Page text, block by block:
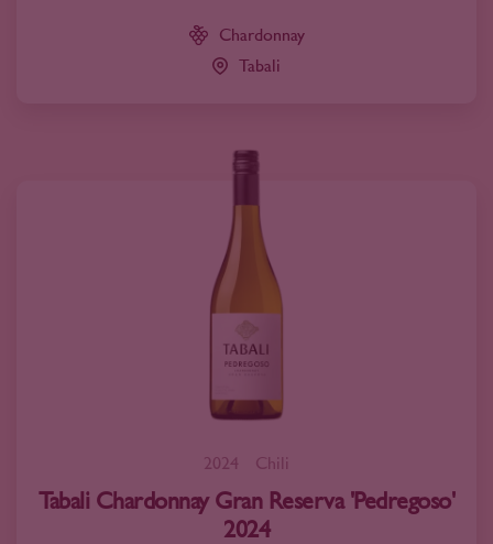
Chardonnay
Tabali
2024 Chili
Tabali Chardonnay Gran Reserva 'Pedregoso'
2024